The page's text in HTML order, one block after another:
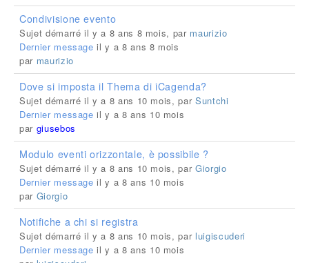
Condivisione evento
Sujet démarré il y a 8 ans 8 mois, par maurizio
Dernier message il y a 8 ans 8 mois
par maurizio
Dove si imposta il Thema di iCagenda?
Sujet démarré il y a 8 ans 10 mois, par Suntchi
Dernier message il y a 8 ans 10 mois
par giusebos
Modulo eventi orizzontale, è possibile ?
Sujet démarré il y a 8 ans 10 mois, par Giorgio
Dernier message il y a 8 ans 10 mois
par Giorgio
Notifiche a chi si registra
Sujet démarré il y a 8 ans 10 mois, par luigiscuderi
Dernier message il y a 8 ans 10 mois